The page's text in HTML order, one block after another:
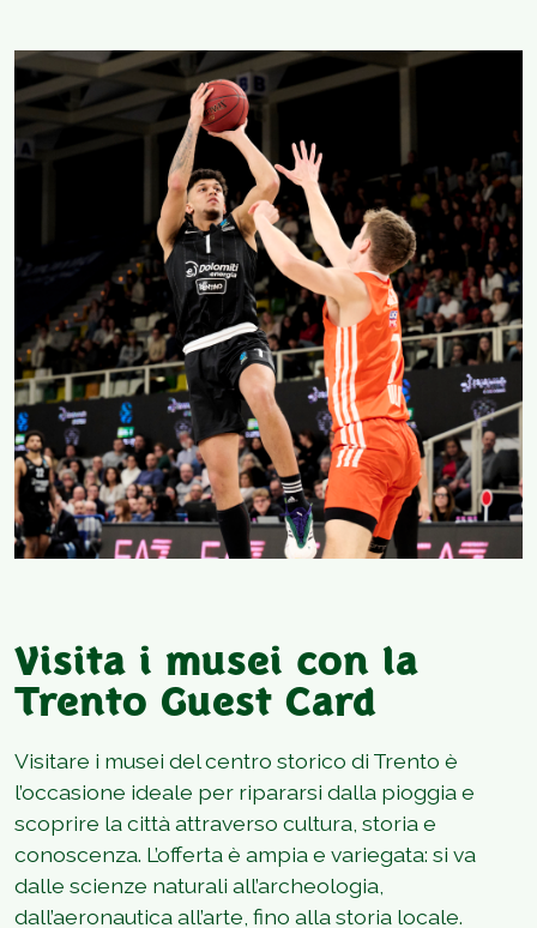
Visita i musei con la
Trento Guest Card
Visitare i musei del centro storico di Trento è
l’occasione ideale per ripararsi dalla pioggia e
scoprire la città attraverso cultura, storia e
conoscenza. L’offerta è ampia e variegata: si va
dalle scienze naturali all’archeologia,
dall’aeronautica all’arte, fino alla storia locale.